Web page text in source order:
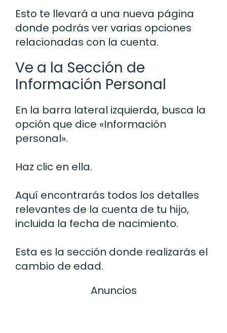
Esto te llevará a una nueva página
donde podrás ver varias opciones
relacionadas con la cuenta.
Ve a la Sección de
Información Personal
En la barra lateral izquierda, busca la
opción que dice «Información
personal».
Haz clic en ella.
Aquí encontrarás todos los detalles
relevantes de la cuenta de tu hijo,
incluida la fecha de nacimiento.
Esta es la sección donde realizarás el
cambio de edad.
Anuncios